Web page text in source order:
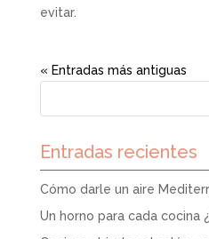
evitar.
« Entradas más antiguas
Entradas recientes
Cómo darle un aire
Un horno para cada cocina